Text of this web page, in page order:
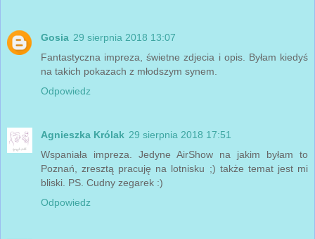
Gosia 29 sierpnia 2018 13:07
Fantastyczna impreza, świetne zdjecia i opis. Byłam kiedyś
na takich pokazach z młodszym synem.
Odpowiedz
Agnieszka Królak 29 sierpnia 2018 17:51
Wspaniała impreza. Jedyne AirShow na jakim byłam to
Poznań, zresztą pracuję na lotnisku ;) także temat jest mi
bliski. PS. Cudny zegarek :)
Odpowiedz